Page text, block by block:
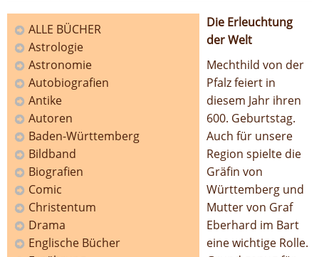
Kategorien
ALLE BÜCHER
Astrologie
Astronomie
Autobiografien
Antike
Autoren
Baden-Württemberg
Bildband
Biografien
Comic
Christentum
Drama
Englische Bücher
Die Erleuchtung
der Welt
Mechthild von der
Pfalz feiert in
diesem Jahr ihren
600. Geburtstag.
Auch für unsere
Region spielte die
Gräfin von
Württemberg und
Mutter von Graf
Eberhard im Bart
eine wichtige Rolle.